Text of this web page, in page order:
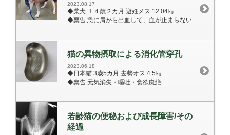
2023.08.17
◆柴犬 １４歳２カ月 避妊メス 12.04㎏
◆稟告 急に肩から出血して、血が止まらない
猫の異物摂取による消化管穿孔
2023.06.18
◆日本猫 3歳5カ月 去勢オス 4.5㎏
◆稟告 元気消失・嘔吐・食欲廃絶
若齢猫の便秘および成長障害/その
経過